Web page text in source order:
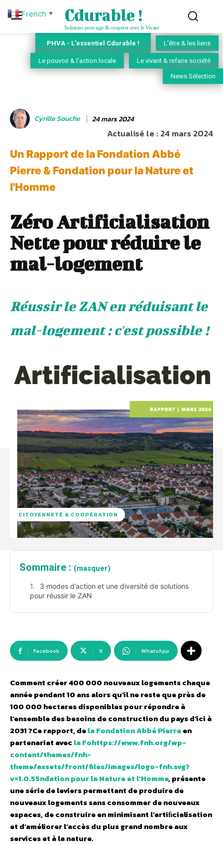
Cdurable !
Solutions pour agir & coopérer avec le Vivant
PHVA - L'essentiel Cdurable ! L'être & les liens
Le pouvoir & l'action locale Le vivant & refaire société
News Sélection
Cyrille Souche 24 mars 2024
Actualisé le :24 mars 2024
Un Rapport de la Fondation Abbé
Pierre & Fondation pour la Nature et
l'Homme
Zéro Artificialisation
Nette pour réduire le
mal-logement
Réussir le ZAN en réduisant le
mal-logement : c'est possible !
CITOYENNETÉ & COOPÉRATION
Sommaire : (masquer)
3 modes d’action et une diversité de solutions
pour réussir le ZAN
Facebook X WhatsApp
Comment créer 400 000 nouveaux logements chaque
année pendant 10 ans alors qu’il ne reste que près de
100 000 hectares disponibles pour répondre à
l’ensemble des besoins de construction du pays d’ici à
2031 ?Ce rapport, dela Fondation Abbé Pierreen
partenariat avec la Fohttps://www.fnh.org/wp-
content/themes/fnh-
theme/assets/front/files/images/logo-fnh.svg?
v=1.0.55ndation pour la Nature et l’Homme, présente
une série de leviers permettant de produire de
nouveaux logements sans consommer de nouveaux
espaces, de construire en minimisant l’artiﬁcialisation
et d’améliorer l’accès du plus grand nombre aux
services et à la nature.
French ▼